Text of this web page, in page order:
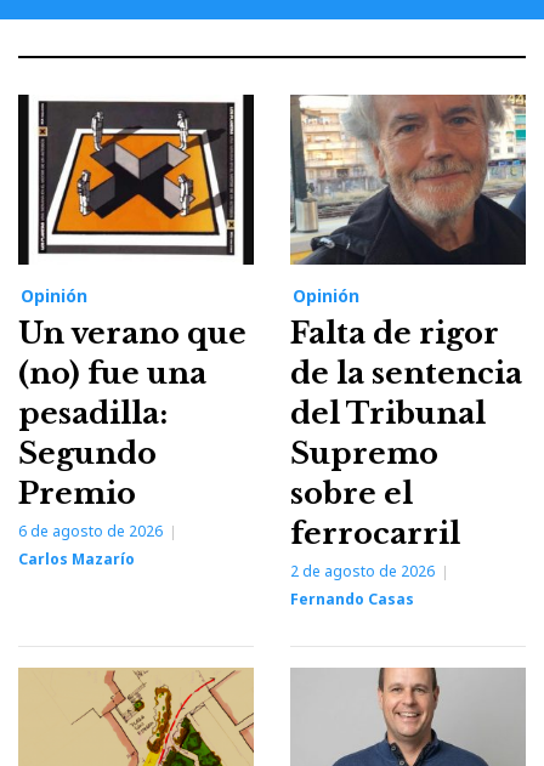
Opinión
Un verano que
(no) fue una
pesadilla:
Segundo
Premio
6 de agosto de 2026
Carlos Mazarío
Opinión
Falta de rigor
de la sentencia
del Tribunal
Supremo
sobre el
ferrocarril
2 de agosto de 2026
Fernando Casas